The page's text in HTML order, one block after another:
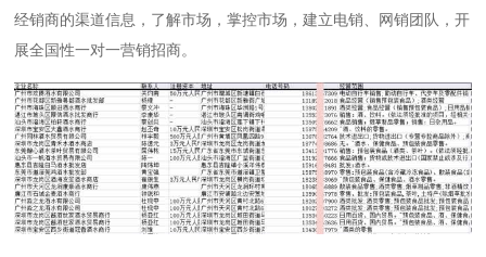
经销商的渠道信息，了解市场，掌控市场，建立电销、网销团队，开
展全国性一对一营销招商。